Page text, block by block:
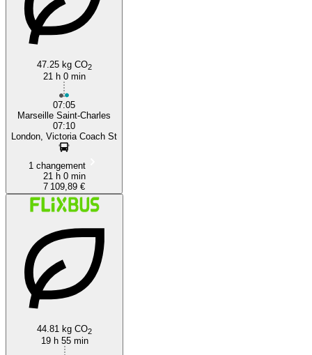
47.25 kg CO2
21 h 0 min
07:05
Marseille Saint-Charles
07:10
London, Victoria Coach St
1 changement
21 h 0 min
7 109,89 €
44.81 kg CO2
19 h 55 min